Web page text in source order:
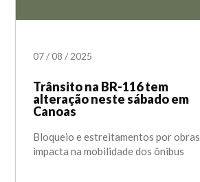
07/08/ 2025
Trânsito na BR-116 tem
alteração neste sábado em
Canoas
Bloqueio e estreitamentos por obras
impacta na mobilidade dos ônibus